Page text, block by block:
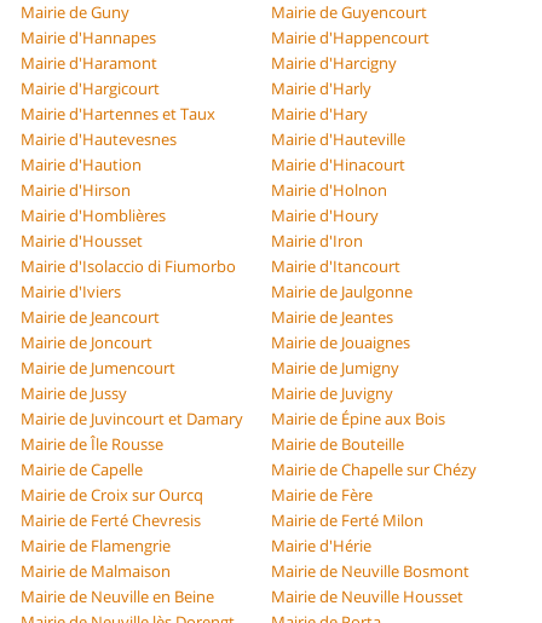
Mairie de Guny
Mairie de Guyencourt
Mairie d'Hannapes
Mairie d'Happencourt
Mairie d'Haramont
Mairie d'Harcigny
Mairie d'Hargicourt
Mairie d'Harly
Mairie d'Hartennes et Taux
Mairie d'Hary
Mairie d'Hautevesnes
Mairie d'Hauteville
Mairie d'Haution
Mairie d'Hinacourt
Mairie d'Hirson
Mairie d'Holnon
Mairie d'Homblières
Mairie d'Houry
Mairie d'Housset
Mairie d'Iron
Mairie d'Isolaccio di Fiumorbo
Mairie d'Itancourt
Mairie d'Iviers
Mairie de Jaulgonne
Mairie de Jeancourt
Mairie de Jeantes
Mairie de Joncourt
Mairie de Jouaignes
Mairie de Jumencourt
Mairie de Jumigny
Mairie de Jussy
Mairie de Juvigny
Mairie de Juvincourt et Damary
Mairie de Épine aux Bois
Mairie de Île Rousse
Mairie de Bouteille
Mairie de Capelle
Mairie de Chapelle sur Chézy
Mairie de Croix sur Ourcq
Mairie de Fère
Mairie de Ferté Chevresis
Mairie de Ferté Milon
Mairie de Flamengrie
Mairie d'Hérie
Mairie de Malmaison
Mairie de Neuville Bosmont
Mairie de Neuville en Beine
Mairie de Neuville Housset